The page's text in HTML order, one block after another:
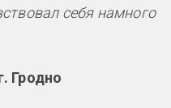
себя намного
Гродно